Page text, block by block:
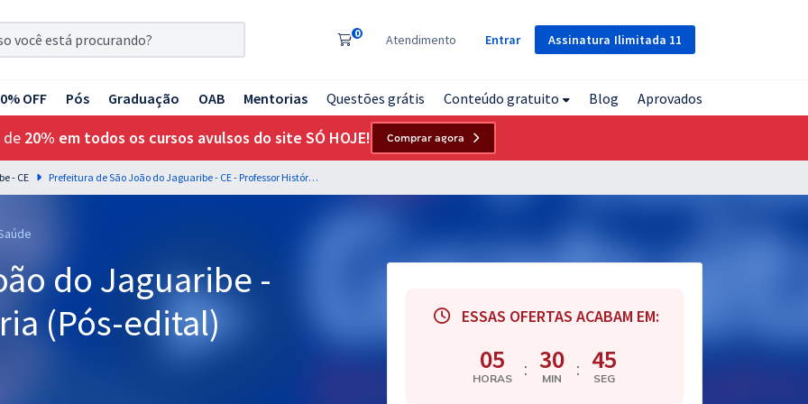
Assinatura Ilimitada 11
0 Atendimento Entrar
OFF Pós Graduação OAB Mentorias Questões grátis Conteúdo gratuito Blog Aprovados
de 20% em todos os cursos avulsos do site SÓ HOJE! Comprar agora
- CE Prefeitura de São João do Jaguaribe - CE - Professor História (Pós-edital)
do Jaguaribe -
(Pós-edital)
ESSAS OFERTAS ACABAM EM:
05
HORAS : 30
MIN : 44
SEG